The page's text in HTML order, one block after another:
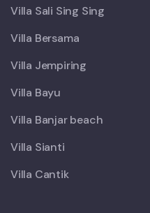
Villa Sali Sing Sing
Villa Bersama
Villa Jempiring
Villa Bayu
Villa Banjar beach
Villa Sianti
Villa Cantik